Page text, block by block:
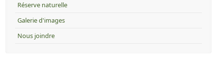
Réserve naturelle
Galerie d'images
Nous joindre